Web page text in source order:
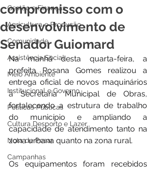
Gestão e Finanças
Agricultura e Produção
Comunidade
Assistência Social
Meio Ambiente
Institucional e Governo
Políticas Públicas
Cultura Desporto e Lazer
Nota de Pesar
Campanhas
compromisso com o
desenvolvimento de
Senador Guiomard
Na manhã desta quarta-feira, a
prefeita Rosana Gomes realizou a
entrega oficial de novos maquinários
à Secretaria Municipal de Obras,
fortalecendo a estrutura de trabalho
do município e ampliando a
capacidade de atendimento tanto na
zona urbana quanto na zona rural.
Os equipamentos foram recebidos